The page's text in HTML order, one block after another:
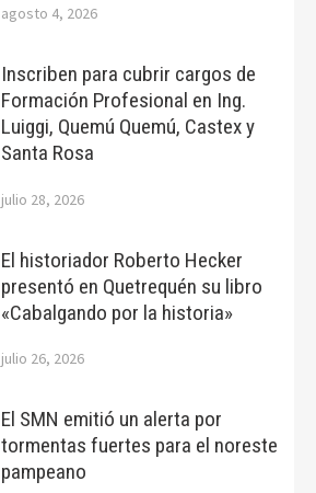
agosto 4, 2026
Inscriben para cubrir cargos de
Formación Profesional en Ing.
Luiggi, Quemú Quemú, Castex y
Santa Rosa
julio 28, 2026
El historiador Roberto Hecker
presentó en Quetrequén su libro
«Cabalgando por la historia»
julio 26, 2026
El SMN emitió un alerta por
tormentas fuertes para el noreste
pampeano